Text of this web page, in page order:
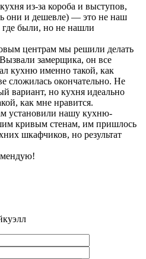
из-за короба и выступов,
они и дешевле) — это не наш
были, но не нашли
центрам мы решили делать
замерщика, он все
кухню именно такой, как
сложилась окончательно. Не
вариант, но кухня идеально
как мне нравится.
установили нашу кухню-
кривым стенам, им пришлось
шкафчиков, но результат